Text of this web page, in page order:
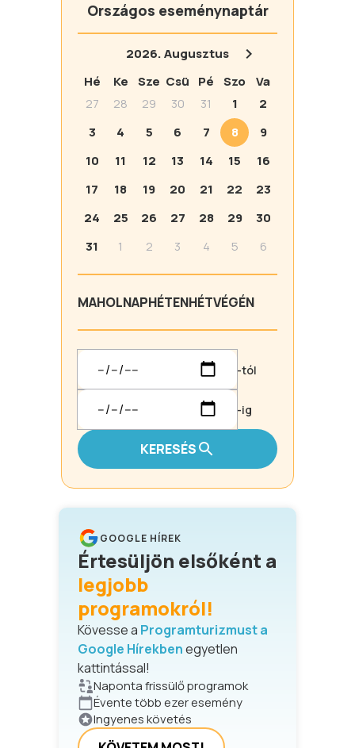
Országos eseménynaptár
2026.Augusztus
Hé
Ke Sze Csü Pé Szo
Va
27
28 29 30 31 1
2
3
4 5 6 7 8
9
10
11 12 13 14 15
16
17
18 19 20 21 22
23
24
25 26 27 28 29
30
31
1 2 3 4 5 6
MAHOLNAPHÉTENHÉTVÉGÉN
-tól
-ig
KERESÉS
GOOGLE HÍREK
Értesüljön elsőként a
legjobb
programokról!
Kövesse a Programturizmust a
Google Hírekbenegyetlen
kattintással!
Naponta frissülő programok
Évente több ezer esemény
Ingyenes követés